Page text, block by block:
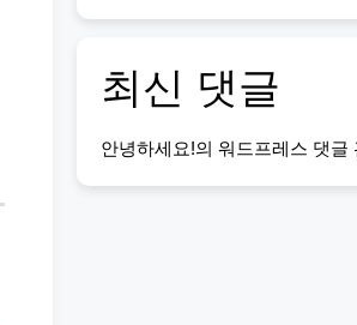
최신 댓글
안녕하세요!의 워드프레스 댓글